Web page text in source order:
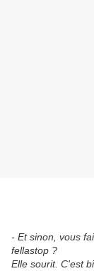
- Et sinon, vous
fellastop ?
Elle sourit. C'est